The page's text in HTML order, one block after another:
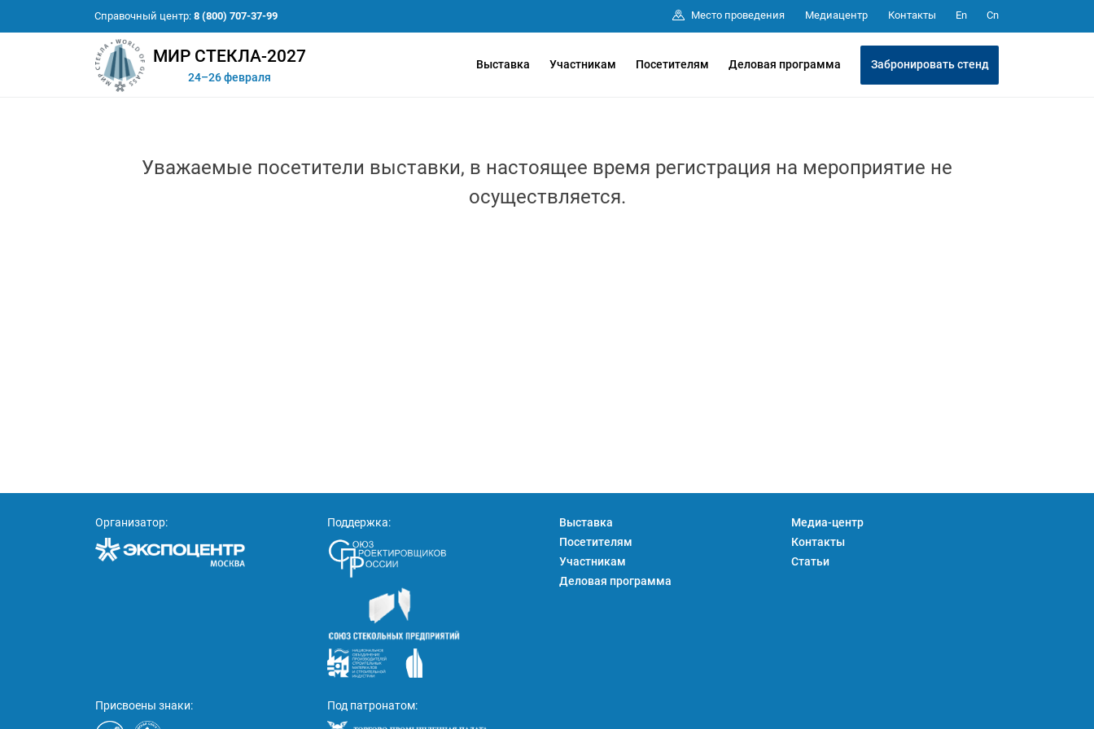
Справочный центр: 8 (800) 707-37-99 Место проведения Медиацентр Контакты En Cn
МИР СТЕКЛА-2027
24–26 февраля
Выставка Участникам Посетителям Деловая программа Забронировать стенд
Уважаемые посетители выставки, в настоящее время регистрация на мероприятие не
осуществляется.
Организатор:
Присвоены знаки:
Поддержка:
Под патронатом:
Выставка
Посетителям
Участникам
Деловая программа
Медиа-центр
Контакты
Статьи